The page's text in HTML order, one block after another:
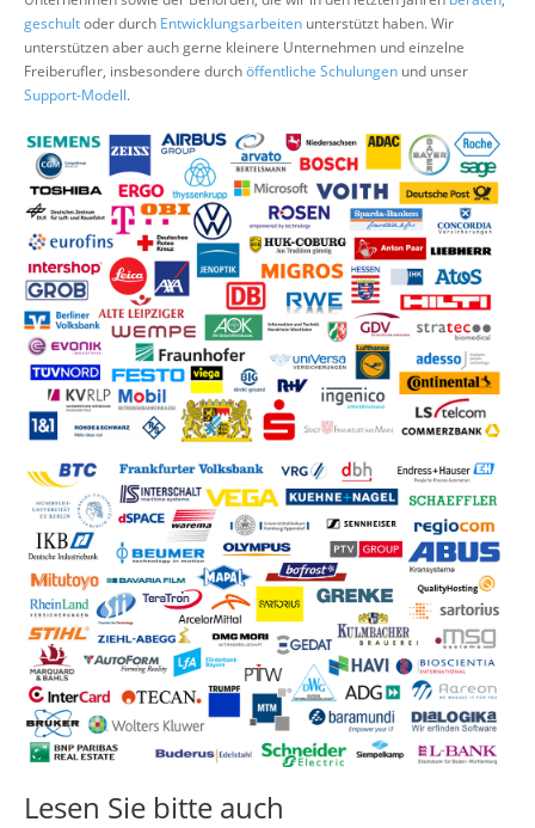
Über uns
Suche
geschultoder durch Entwicklungsarbeiten unterstützt haben. Wir
unterstützen aber auch gerne kleinere Unternehmen und einzelne
Freiberufler, insbesondere durchöffentliche Schulungen und unser
Support-Modell.
Lesen Sie bitte auch